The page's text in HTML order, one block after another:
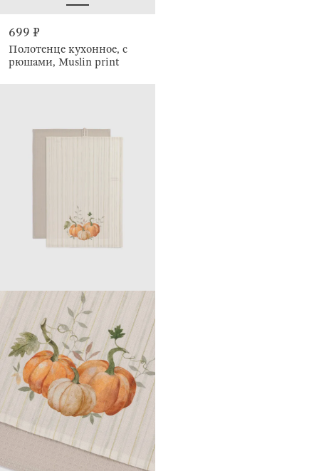
699 ₽
Полотенце кухонное, с
рюшами, Muslin print